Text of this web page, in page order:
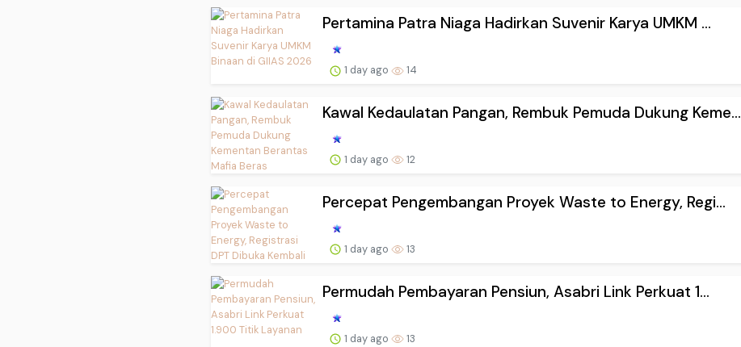
Pertamina Patra Niaga Hadirkan Suvenir Karya UMKM ...
1 day ago 14
Kawal Kedaulatan Pangan, Rembuk Pemuda Dukung Keme...
1 day ago 12
Percepat Pengembangan Proyek Waste to Energy, Regi...
1 day ago 13
Permudah Pembayaran Pensiun, Asabri Link Perkuat 1...
1 day ago 13